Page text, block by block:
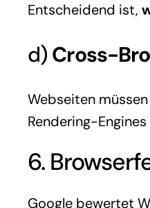
Entscheidend ist,
d) Cross-
Webseiten
Rendering-
6.
Google bewertet